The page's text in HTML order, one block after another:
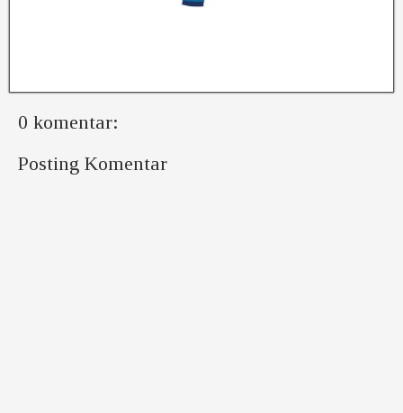
0 komentar:
Posting Komentar